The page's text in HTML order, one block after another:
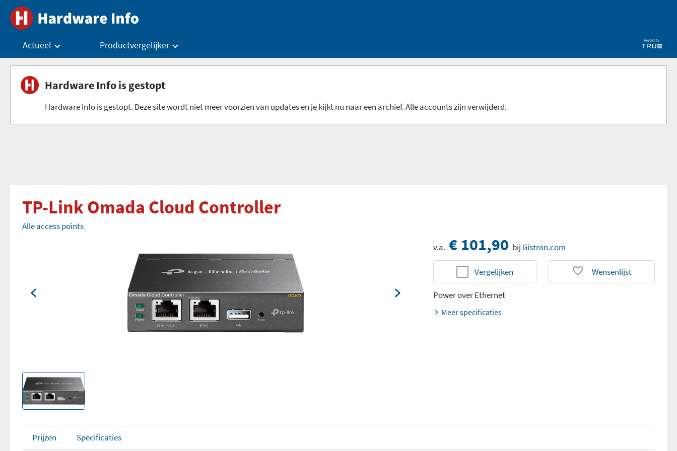
Actueel Productvergelijker
Hardware Info is gestopt
Hardware Info is gestopt. Deze site wordt niet meer voorzien van updates en je kijkt nu naar een archief. Alle accounts zijn verwijderd.
TP-Link Omada Cloud Controller
Alle access points
v.a. € 101,90 bij Gistron.com
Vergelijken Wensenlijst
Power over Ethernet
Meer specificaties
Prijzen Specificaties